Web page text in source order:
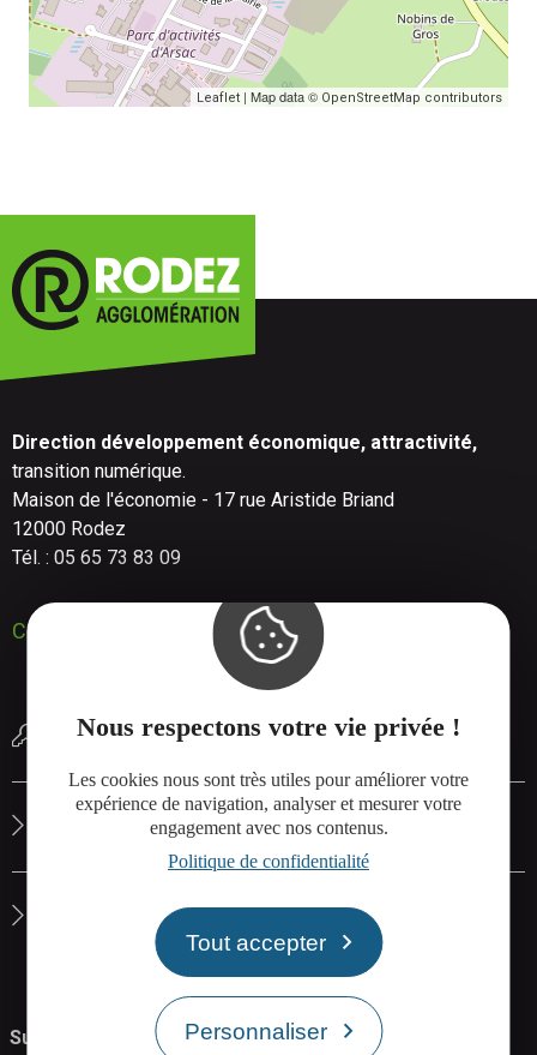
Nous respectons votre vie privée !
Les cookies nous sont très utiles pour améliorer votre
expérience de navigation, analyser et mesurer votre
engagement avec nos contenus.
Politique de confidentialité
Tout accepter
Personnaliser
Leaflet | Map data © OpenStreetMap contributors
Direction développement économique, attractivité,
transition numérique.
Maison de l'économie - 17 rue Aristide Briand
12000 Rodez
Tél. : 05 65 73 83 09
Contactez-nous
Réserver une salle de réunion
Le site de Rodez Agglo
La carte interactive de Rodez Agglo
Suivez-nous